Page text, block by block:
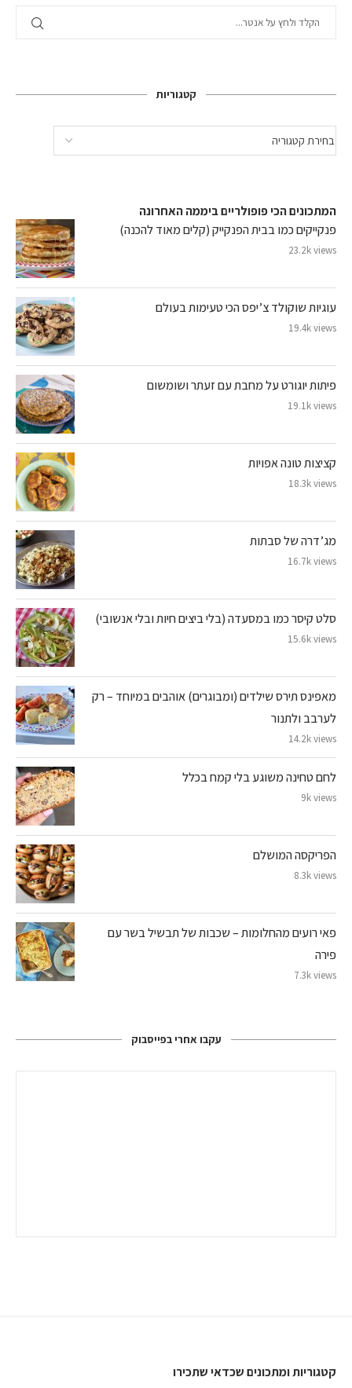
קטגוריות
המתכונים הכי פופולריים ביממה האחרונה
פנקייקים כמו בבית הפנקייק (קלים מאוד להכנה)
23.2k views
עוגיות שוקולד צ’יפס הכי טעימות בעולם
19.4k views
פיתות יוגורט על מחבת עם זעתר ושומשום
19.1k views
קציצות טונה אפויות
18.3k views
מג’דרה של סבתות
16.7k views
סלט קיסר כמו במסעדה (בלי ביצים חיות ובלי אנשובי)
15.6k views
מאפינס תירס שילדים (ומבוגרים) אוהבים במיוחד – רק
לערבב ולתנור
14.2k views
לחם טחינה משוגע בלי קמח בכלל
9k views
הפריקסה המושלם
8.3k views
פאי רועים מהחלומות – שכבות של תבשיל בשר עם
פירה
7.3k views
עקבו אחרי בפייסבוק
קטגוריות ומתכונים שכדאי שתכירו